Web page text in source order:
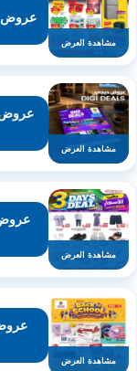
مشاهدة العرض
عروض
مشاهدة العرض
مشاهدة العرض
مشاهدة العرض